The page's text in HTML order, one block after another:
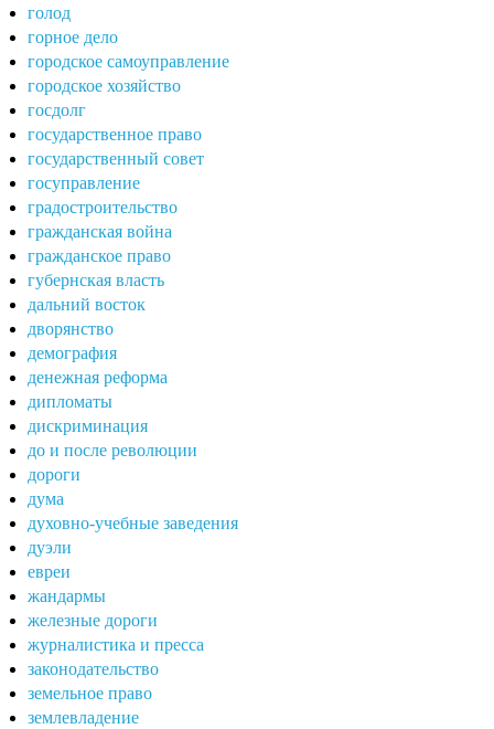
голод
горное дело
городское самоуправление
городское хозяйство
госдолг
государственное право
государственный совет
госуправление
градостроительство
гражданская война
гражданское право
губернская власть
дальний восток
дворянство
демография
денежная реформа
дипломаты
дискриминация
до и после революции
дороги
дума
духовно-учебные заведения
дуэли
евреи
жандармы
железные дороги
журналистика и пресса
законодательство
земельное право
землевладение